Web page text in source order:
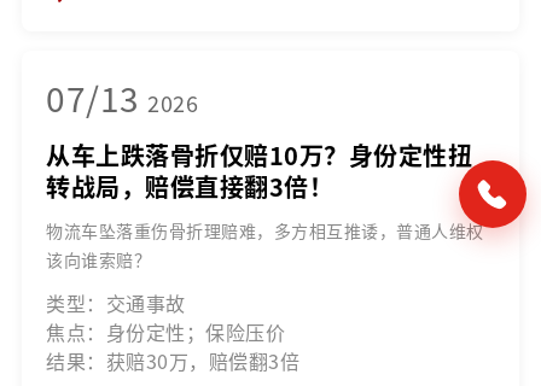
07/13 2026
从车上跌落骨折仅赔10万？身份定性扭
转战局，赔偿直接翻3倍！
物流车坠落重伤骨折理赔难，多方相互推诿，普通人维权
该向谁索赔？
类型：交通事故
焦点：身份定性；保险压价
结果：获赔30万，赔偿翻3倍